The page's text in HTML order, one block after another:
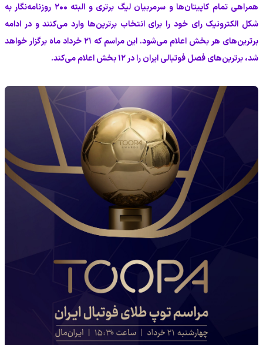
همراهی تمام کاپیتان‌ها و سرمربیان لیگ برتری و البته ۲۰۰ روزنامه‌نگار به
شکل الکترونیک رای خود را برای انتخاب برترین‌ها وارد می‌کنند و در ادامه
برترین‌های هر بخش اعلام می‌شود. این مراسم که ۲۱ خرداد ماه برگزار خواهد
شد، برترین‌های فصل فوتبالی ایران را در ۱۲ بخش اعلام می‌کند.